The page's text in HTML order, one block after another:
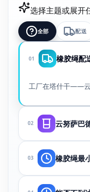
选择主题或展开
全部 配送
01 橡胶绳配
工厂在塔什干——云
02 云努萨巴
取决于介质、温
03 橡胶绳最
100件起（异形可